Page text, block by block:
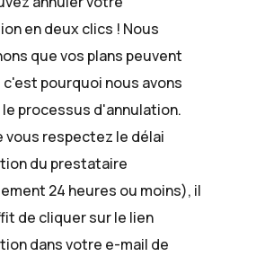
en deux clics ! Nous
que vos plans peuvent
c'est pourquoi nous avons
processus d'annulation.
vous respectez le délai
du prestataire
24 heures ou moins), il
de cliquer sur le lien
dans votre e-mail de